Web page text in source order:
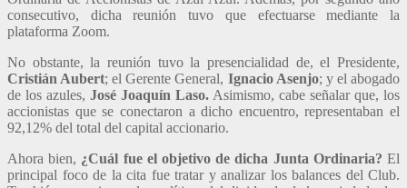
consecutivo, dicha reunión tuvo que efectuarse mediante la
plataforma Zoom.
No obstante, la reunión tuvo la presencialidad de, el Presidente,
Cristián Aubert; el Gerente General, Ignacio Asenjo; y el abogado
de los azules, José Joaquín Laso. Asimismo, cabe señalar que, los
accionistas que se conectaron a dicho encuentro, representaban el
92,12% del total del capital accionario.
Ahora bien, ¿Cuál fue el objetivo de dicha Junta Ordinaria? El
principal foco de la cita fue tratar y analizar los balances del Club.